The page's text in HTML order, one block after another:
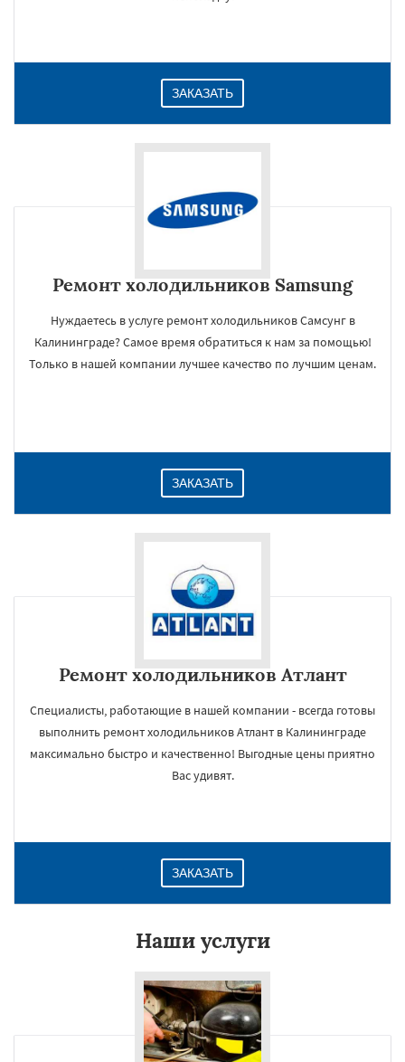
ЗАКАЗАТЬ
Ремонт холодильников Samsung
Нуждаетесь в услуге ремонт холодильников Самсунг в
Калининграде? Самое время обратиться к нам за помощью!
Только в нашей компании лучшее качество по лучшим ценам.
ЗАКАЗАТЬ
Ремонт холодильников Атлант
Специалисты, работающие в нашей компании - всегда готовы
выполнить ремонт холодильников Атлант в Калининграде
максимально быстро и качественно! Выгодные цены приятно
Вас удивят.
ЗАКАЗАТЬ
Наши услуги